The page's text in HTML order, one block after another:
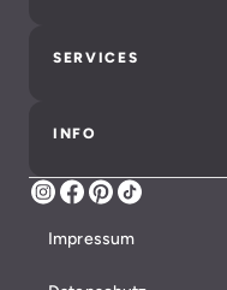
SERVICES
INFO
Instagram
Facebook
Pinterest
Impressum